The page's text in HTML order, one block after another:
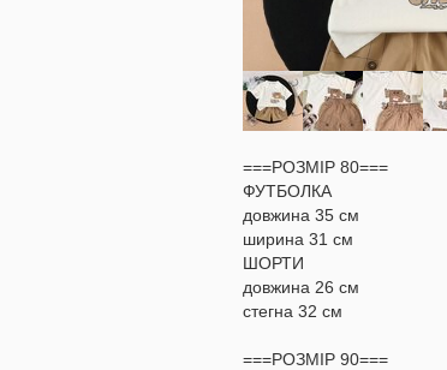
===РОЗМІР 80===
ФУТБОЛКА
довжина 35 см
ширина 31 см
ШОРТИ
довжина 26 см
стегна 32 см
===РОЗМІР 90===